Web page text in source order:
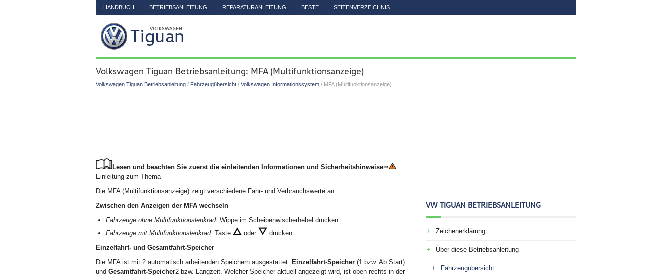
HANDBUCH BETRIEBSANLEITUNG REPARATURANLEITUNG BESTE SEITENVERZEICHNIS
Volkswagen Tiguan Betriebsanleitung: MFA (Multifunktionsanzeige)
Volkswagen Tiguan Betriebsanleitung / Fahrzeugübersicht / Volkswagen Informationssystem / MFA (Multifunktionsanzeige)
Lesen und beachten Sie zuerst die einleitenden Informationen und Sicherheitshinweise⇒
Einleitung zum Thema
Die MFA (Multifunktionsanzeige) zeigt verschiedene Fahr- und Verbrauchswerte an.
Zwischen den Anzeigen der MFA wechseln
Fahrzeuge ohne Multifunktionslenkrad: Wippe im Scheibenwischerhebel drücken.
Fahrzeuge mit Multifunktionslenkrad: Taste oder
drücken.
Einzelfahrt- und Gesamtfahrt-Speicher
Die MFA ist mit 2 automatisch arbeitenden Speichern ausgestattet: Einzelfahrt-Speicher (1 bzw. Ab Start)
und Gesamtfahrt-Speicher2 bzw. Langzeit. Welcher Speicher aktuell angezeigt wird, ist oben rechts in der
VW TIGUAN BETRIEBSANLEITUNG
Zeichenerklärung
Über diese Betriebsanleitung
Fahrzeugübersicht